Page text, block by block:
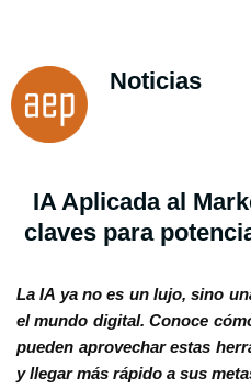
Noticias
IA Aplicada al
claves para
La IA ya no es un lujo, sino
el mundo digital. Conoce
pueden aprovechar estas
y llegar más rápido a sus